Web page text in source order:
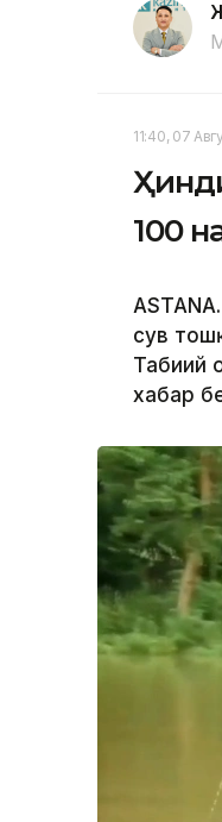
11:40, 07
100
сув
Табиий
хабар